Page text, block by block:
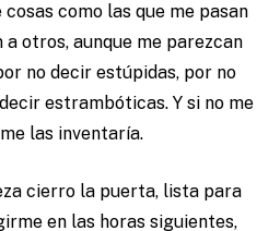
como las que me pasan
otros, aunque me parezcan
no decir estúpidas, por no
estrambóticas. Y si no me
las inventaría.
cierro la puerta, lista para
en las horas siguientes,